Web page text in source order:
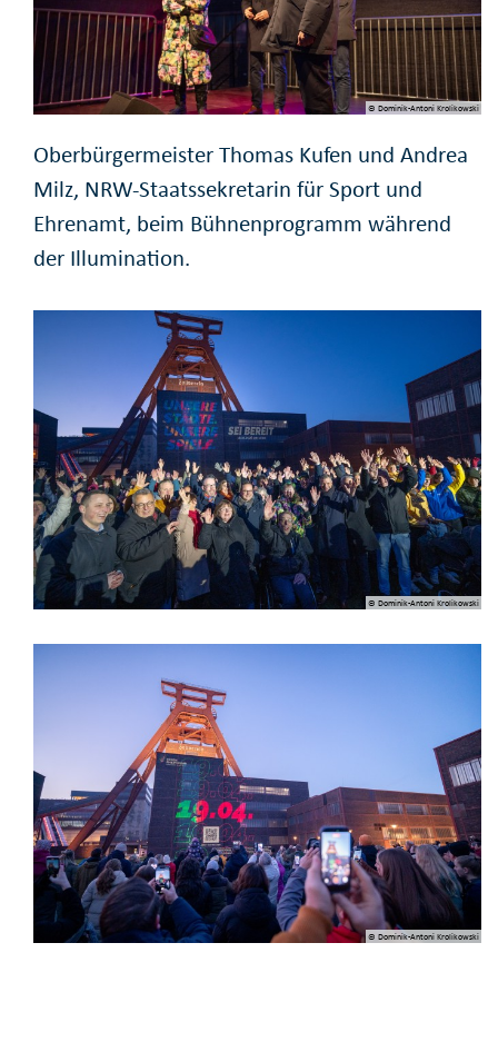
© Dominik-Antoni Krolikowski
Oberbürgermeister Thomas Kufen und Andrea
Milz, NRW-Staatssekretarin für Sport und
Ehrenamt, beim Bühnenprogramm während
der Illumination.
© Dominik-Antoni Krolikowski
© Dominik-Antoni Krolikowski